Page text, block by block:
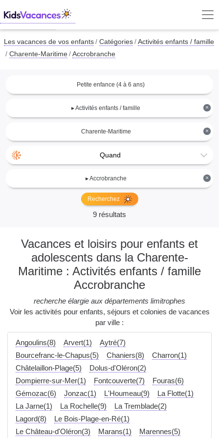
Les vacances de vos enfants Catégories
Activités enfants / famille
Charente-Maritime
Accrobranche
Petite enfance (4 à 6 ans)
×
▸ Activités enfants / famille
×
Charente-Maritime
Quand
×
▸ Accrobranche
Recherchez
9 résultats
Vacances et loisirs pour enfants et
adolescents dans la Charente-
Maritime : Activités enfants / famille
Accrobranche
recherche élargie aux départements limitrophes
Voir les activités pour enfants, séjours et colonies de vacances
par ville :
Angoulins(8) Arvert(1)
Aytré(7)
Bourcefranc-le-Chapus(5)
Chaniers(8)
Charron(1)
Châtelaillon-Plage(5)
Dolus-d'Oléron(2)
Dompierre-sur-Mer(1)
Fontcouverte(7)
Fouras(6)
Gémozac(6)
Jonzac(1) L'Houmeau(9)
La Flotte(1)
La Jarne(1)
La Rochelle(9)
La Tremblade(2)
Lagord(8)
Le Bois-Plage-en-Ré(1)
Le Château-d'Oléron(3)
Marans(1)
Marennes(5)